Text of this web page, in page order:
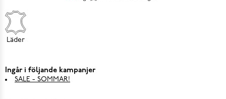
Läder
Ingår i följande kampanjer
SALE - SOMMAR!